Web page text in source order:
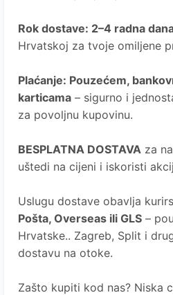
Rok dostave: 2–4 radna
Hrvatskoj za tvoje omiljene
Plaćanje: Pouzećem,
karticama – sigurno i
za povoljnu kupovinu.
BESPLATNA DOSTAVA za
uštedi na cijeni i iskoristi
Uslugu dostave obavlja
Pošta, Overseas ili GLS –
Hrvatske.. Zagreb, Split i
dostavu na otoke.
Zašto kupiti kod nas? Niska